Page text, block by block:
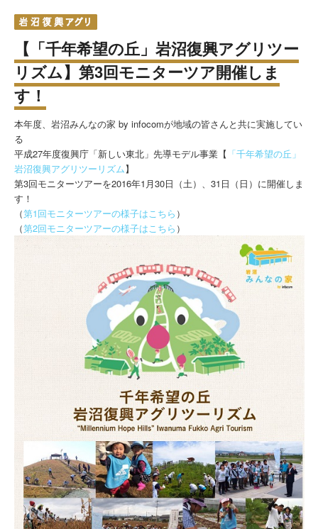
【「千年希望の丘」岩沼復興アグリツー
リズム】第3回モニターツア開催しま
す！
本年度、岩沼みんなの家 by infocomが地域の皆さんと共に実施してい
る
平成27年度復興庁「新しい東北」先導モデル事業【 「千年希望の丘」
岩沼復興アグリツーリズム】
第3回モニターツアーを2016年1月30日（土）、31日（日）に開催しま
す！
（第1回モニターツアーの様子はこちら ）
（第2回モニターツアーの様子はこちら ）